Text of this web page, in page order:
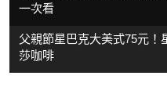
一次看
父親節星巴克大美式75元
莎咖啡